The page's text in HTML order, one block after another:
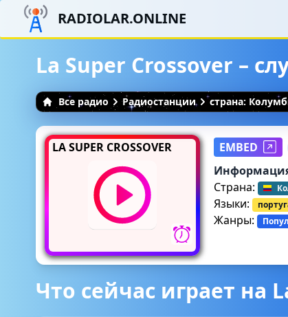
RADIOLAR.ONLINE
La Super Crossover –
Все радио Радиостанции страна:
LA SUPER CROSSOVER
EMBED
Страна:
Языки:
Жанры:
Что сейчас играет на